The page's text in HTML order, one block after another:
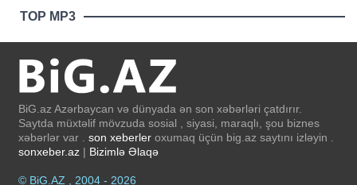
TOP MP3
BiG.az Azərbaycan və dünyada ən son xəbərləri çatdırır.
Saytda müxtəlif mövzuda sosial , siyasi, maraqlı, şou biznes
xəbərlər var . son xeberler oxumaq üçün big.az saytını izləyin .
sonxeber.az | Bizimlə Əlaqə
© BiG.AZ , 2004 - 2026